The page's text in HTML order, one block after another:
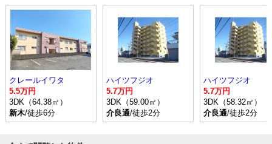
クレールイワタ
5.5万円
3DK（64.38㎡）
新木/徒歩6分
ハイツフジオ
5.7万円
3DK（59.00㎡）
介良通/徒歩2分
ハイツフジオ
5.7万円
3DK（58.32㎡）
介良通/徒歩2分